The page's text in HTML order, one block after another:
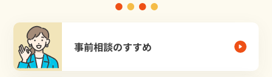
事前相談のすすめ